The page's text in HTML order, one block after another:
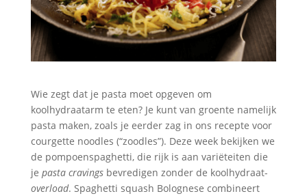
Wie zegt dat je pasta moet opgeven om
koolhydraatarm te eten? Je kunt van groente namelijk
pasta maken, zoals je eerder zag in ons recepte voor
courgette noodles (“zoodles”). Deze week bekijken we
de pompoenspaghetti, die rijk is aan variëteiten die
je pasta cravingsbevredigen zonder de koolhydraat-
overload. Spaghetti squash Bolognese combineert